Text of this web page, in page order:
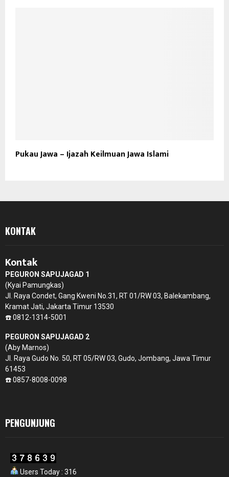
Pukau Jawa – Ijazah Keilmuan Jawa Islami
KONTAK
Kontak
PEGURON SAPUJAGAD 1
(Kyai Pamungkas)
Jl. Raya Condet, Gang Kweni No.31, RT 01/RW 03, Balekambang,
Kramat Jati, Jakarta Timur 13530
☎️ 0812-1314-5001
PEGURON SAPUJAGAD 2
(Aby Marnos)
Jl. Raya Gudo No. 50, RT 05/RW 03, Gudo, Jombang, Jawa Timur
61453
☎️ 0857-8008-0098
PENGUNJUNG
Users Today : 316